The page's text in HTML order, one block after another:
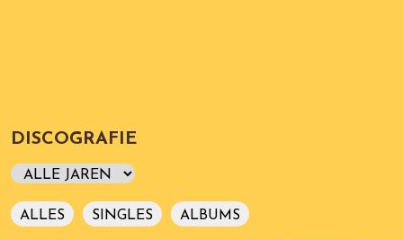
DISCOGRAFIE
ALLES SINGLES ALBUMS